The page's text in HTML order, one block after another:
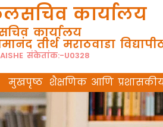
कार्यालय
कार्यालय
तीर्थ मराठवाडा
AISHE संकेतांक:-U0328
मुखपृष्ठ शैक्षणिक आणि